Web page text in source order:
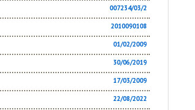
007234/03/2
2010090108
01/02/2009
30/06/2019
17/03/2009
22/08/2022